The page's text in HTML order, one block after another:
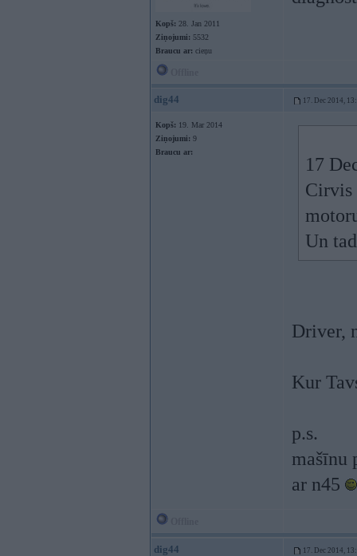
Kopš: 28. Jan 2011
Ziņojumi: 5532
Braucu ar: cieņu
dig44 17. Dec 2014,
Kopš: 19. Mar 2014
Ziņojumi: 9
Braucu ar:
17
Cirvis
Un
Driver,
Kur
p.s.
mašīnu
ar n45
dig44 17. Dec 2014,